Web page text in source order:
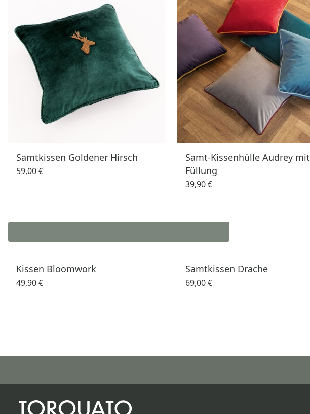
Samtkissen Goldener Hirsch
59,00 €
Samt-Kissenhülle Audrey mit
Füllung
39,90 €
Kissen Bloomwork
49,90 €
Samtkissen Drache
69,00 €